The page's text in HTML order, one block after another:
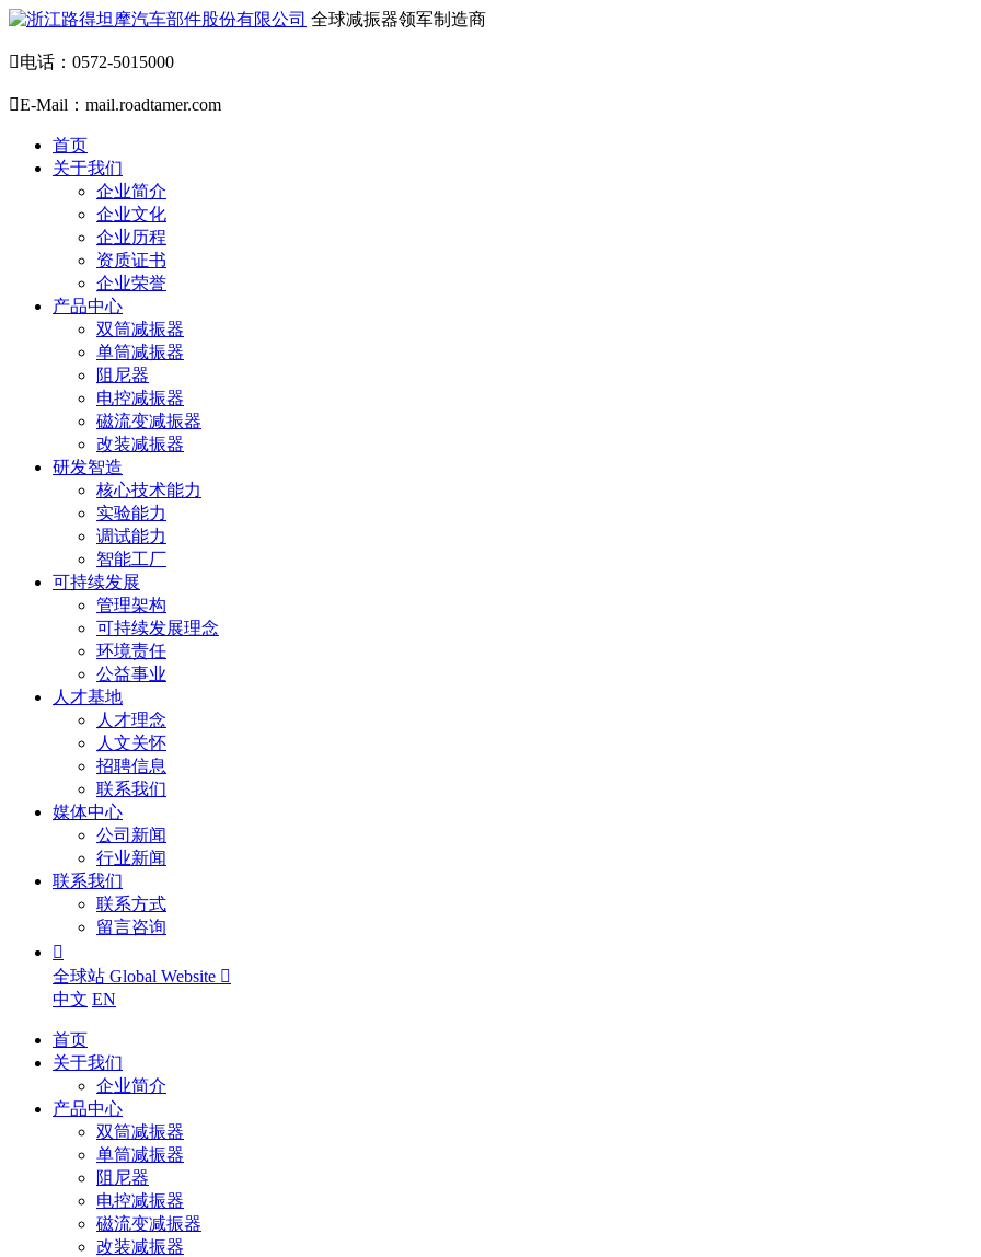
全球减振器领军制造商
电话：0572-5015000
E-Mail：mail.roadtamer.com
首页
关于我们
企业简介
企业文化
企业历程
资质证书
企业荣誉
产品中心
双筒减振器
单筒减振器
阻尼器
电控减振器
磁流变减振器
改装减振器
研发智造
核心技术能力
实验能力
调试能力
智能工厂
可持续发展
管理架构
可持续发展理念
环境责任
公益事业
人才基地
人才理念
人文关怀
招聘信息
联系我们
媒体中心
公司新闻
行业新闻
联系我们
联系方式
留言咨询

全球站 Global Website 
中文 EN
首页
关于我们
企业简介
产品中心
双筒减振器
单筒减振器
阻尼器
电控减振器
磁流变减振器
改装减振器